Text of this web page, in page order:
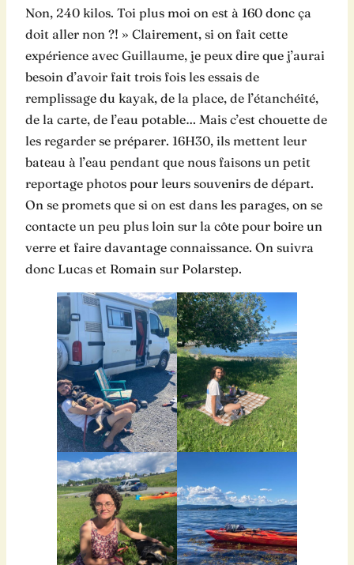
Non, 240 kilos. Toi plus moi on est à 160 donc ça
doit aller non ?! » Clairement, si on fait cette
expérience avec Guillaume, je peux dire que j’aurai
besoin d’avoir fait trois fois les essais de
remplissage du kayak, de la place, de l’étanchéité,
de la carte, de l’eau potable… Mais c’est chouette de
les regarder se préparer. 16H30, ils mettent leur
bateau à l’eau pendant que nous faisons un petit
reportage photos pour leurs souvenirs de départ.
On se promets que si on est dans les parages, on se
contacte un peu plus loin sur la côte pour boire un
verre et faire davantage connaissance. On suivra
donc Lucas et Romain sur Polarstep.